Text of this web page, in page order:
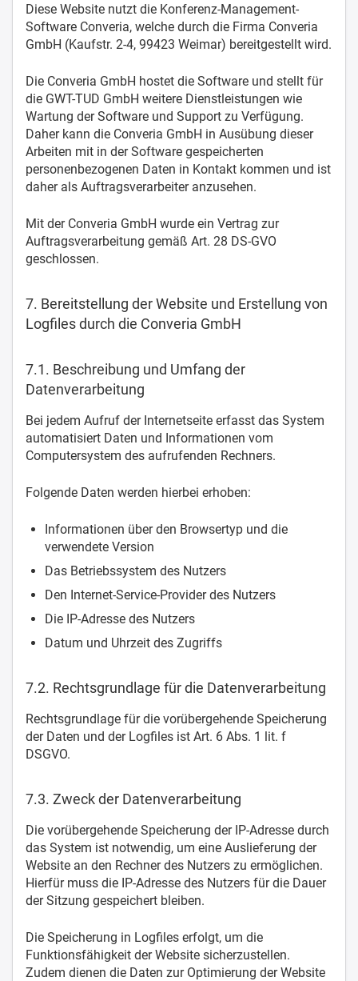
Diese Website nutzt die Konferenz-Management-
Software Converia, welche durch die Firma Converia
GmbH (Kaufstr. 2-4, 99423 Weimar) bereitgestellt wird.
Die Converia GmbH hostet die Software und stellt für
die GWT-TUD GmbH weitere Dienstleistungen wie
Wartung der Software und Support zu Verfügung.
Daher kann die Converia GmbH in Ausübung dieser
Arbeiten mit in der Software gespeicherten
personenbezogenen Daten in Kontakt kommen und ist
daher als Auftragsverarbeiter anzusehen.
Mit der Converia GmbH wurde ein Vertrag zur
Auftragsverarbeitung gemäß Art. 28 DS-GVO
geschlossen.
7. Bereitstellung der Website und Erstellung von
Logfiles durch die Converia GmbH
7.1. Beschreibung und Umfang der
Datenverarbeitung
Bei jedem Aufruf der Internetseite erfasst das System
automatisiert Daten und Informationen vom
Computersystem des aufrufenden Rechners.
Folgende Daten werden hierbei erhoben:
Informationen über den Browsertyp und die
verwendete Version
Das Betriebssystem des Nutzers
Den Internet-Service-Provider des Nutzers
Die IP-Adresse des Nutzers
Datum und Uhrzeit des Zugriffs
7.2. Rechtsgrundlage für die Datenverarbeitung
Rechtsgrundlage für die vorübergehende Speicherung
der Daten und der Logfiles ist Art. 6 Abs. 1 lit. f
DSGVO.
7.3. Zweck der Datenverarbeitung
Die vorübergehende Speicherung der IP-Adresse durch
das System ist notwendig, um eine Auslieferung der
Website an den Rechner des Nutzers zu ermöglichen.
Hierfür muss die IP-Adresse des Nutzers für die Dauer
der Sitzung gespeichert bleiben.
Die Speicherung in Logfiles erfolgt, um die
Funktionsfähigkeit der Website sicherzustellen.
Zudem dienen die Daten zur Optimierung der Website